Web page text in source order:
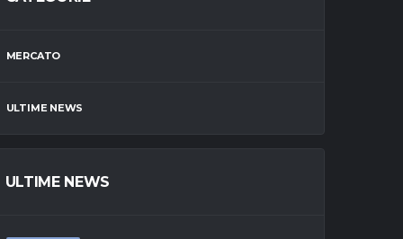
MERCATO
ULTIME NEWS
ULTIME NEWS